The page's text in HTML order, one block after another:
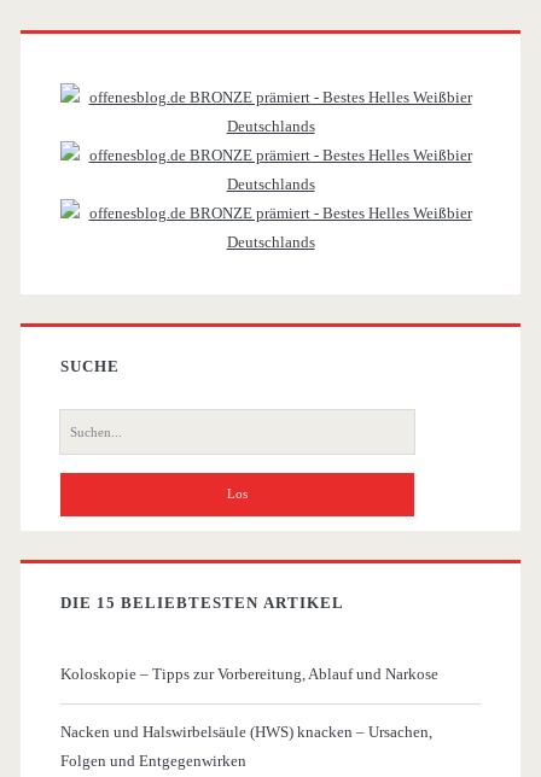
Primäre
Sidebar
SUCHE
Suche
nach:
DIE 15 BELIEBTESTEN ARTIKEL
Koloskopie – Tipps zur Vorbereitung, Ablauf und Narkose
Nacken und Halswirbelsäule (HWS) knacken – Ursachen,
Folgen und Entgegenwirken